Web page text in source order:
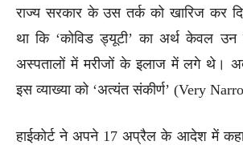
राज्य सरकार के उस तर्क को खारिज कर
था कि ‘कोविड ड्यूटी’ का अर्थ केवल
अस्पतालों में मरीजों के इलाज में लगे थे।
इस व्याख्या को ‘अत्यंत संकीर्ण’ (Very
हाईकोर्ट ने अपने 17 अप्रैल के आदेश में